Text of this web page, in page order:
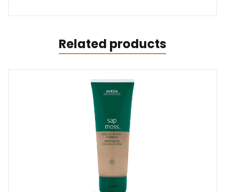
Related products